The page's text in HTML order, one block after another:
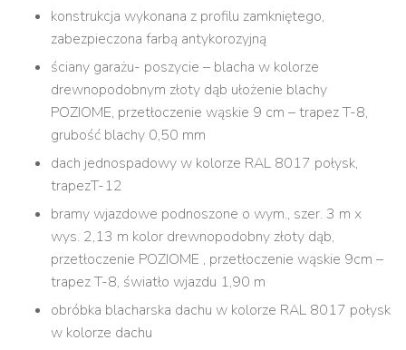
konstrukcja wykonana z profilu zamkniętego,
zabezpieczona farbą antykorozyjną
ściany garażu- poszycie – blacha w kolorze
drewnopodobnym złoty dąb ułożenie blachy
POZIOME, przetłoczenie wąskie 9 cm – trapez T-8,
grubość blachy 0,50 mm
dach jednospadowy w kolorze RAL 8017 połysk,
trapezT-12
bramy wjazdowe podnoszone o wym., szer. 3 m x
wys. 2,13 m kolor drewnopodobny złoty dąb,
przetłoczenie POZIOME , przetłoczenie wąskie 9cm –
trapez T-8, światło wjazdu 1,90 m
obróbka blacharska dachu w kolorze RAL 8017 połysk
w kolorze dachu